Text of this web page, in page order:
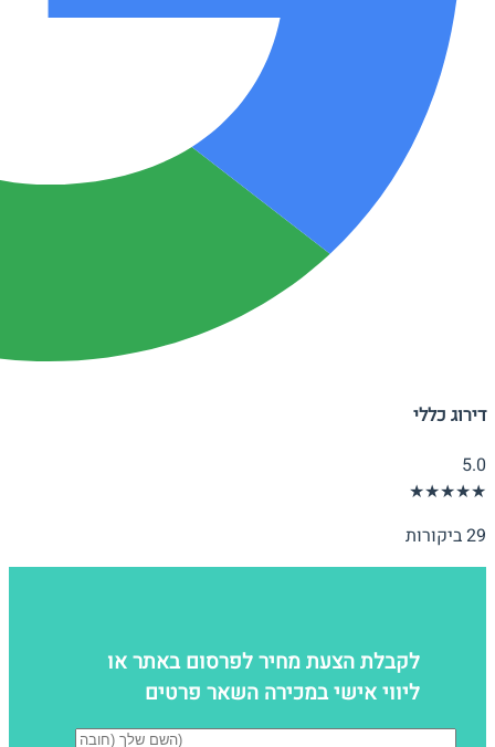
דירוג כללי
5.0
★★★★★
29 ביקורות
לקבלת הצעת מחיר לפרסום באתר או
ליווי אישי במכירה השאר פרטים